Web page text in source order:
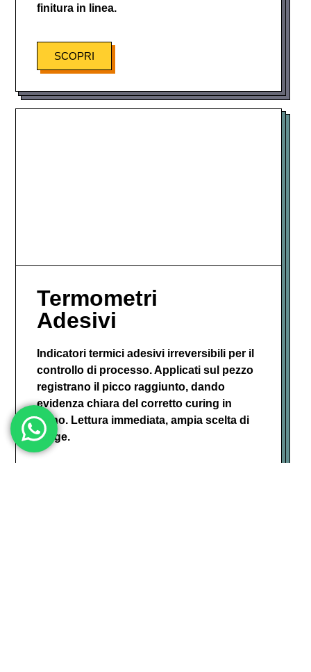
finitura in linea.
SCOPRI
Termometri
Adesivi
Indicatori termici adesivi irreversibili per il
controllo di processo. Applicati sul pezzo
registrano il picco raggiunto, dando
evidenza chiara del corretto curing in
forno. Lettura immediata, ampia scelta di
range.